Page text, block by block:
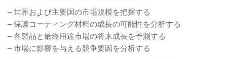
– 世界および主要国の市場規模を把握する
– 保護コーティング材料の成長の可能性を分析する
– 各製品と最終用途市場の将来成長を予測する
– 市場に影響を与える競争要因を分析する